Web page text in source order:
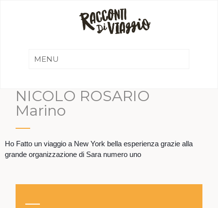
NICOLO ROSARIO
Marino
Ho Fatto un viaggio a New York bella esperienza grazie alla
grande organizzazione di Sara numero uno